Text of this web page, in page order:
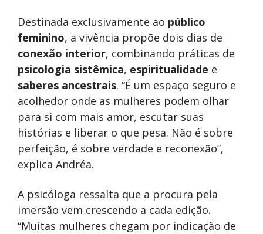
Destinada exclusivamente ao público
feminino, a vivência propõe dois dias de
conexão interior, combinando práticas de
psicologia sistêmica, espiritualidade e
saberes ancestrais. “É um espaço seguro e
acolhedor onde as mulheres podem olhar
para si com mais amor, escutar suas
histórias e liberar o que pesa. Não é sobre
perfeição, é sobre verdade e reconexão”,
explica Andréa.
A psicóloga ressalta que a procura pela
imersão vem crescendo a cada edição.
“Muitas mulheres chegam por indicação de